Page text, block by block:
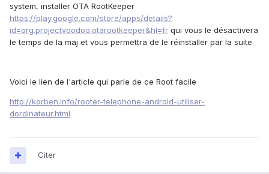
system, installer OTA RootKeeper
https://play.google.com/store/apps/details?
id=org.projectvoodoo.otarootkeeper&hl=fr qui vous le désactivera
le temps de la maj et vous permettra de le réinstaller par la suite.
Voici le lien de l'article qui parle de ce Root facile
http://korben.info/rooter-telephone-android-utiliser-
dordinateur.html
Citer